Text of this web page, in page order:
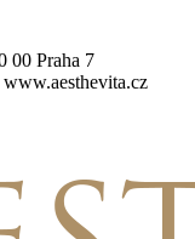
00 Praha 7